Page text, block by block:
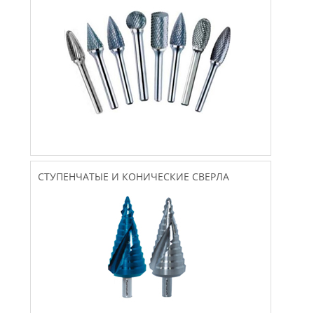
СТУПЕНЧАТЫЕ И КОНИЧЕСКИЕ СВЕРЛА